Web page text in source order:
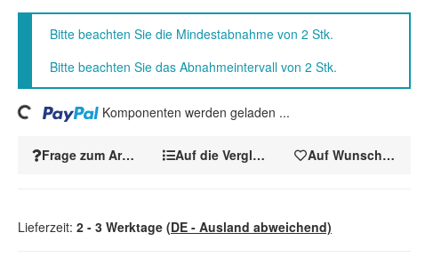
Frage zum Artikel Auf die VergleichslisteAuf Wunschzettel
x
Bitte beachten Sie die Mindestabnahme von 2 Stk.
Bitte beachten Sie das Abnahmeintervall von 2 Stk.
Loading... Komponenten werden geladen ...
Lieferzeit: 2 - 3 Werktage (DE - Ausland abweichend)